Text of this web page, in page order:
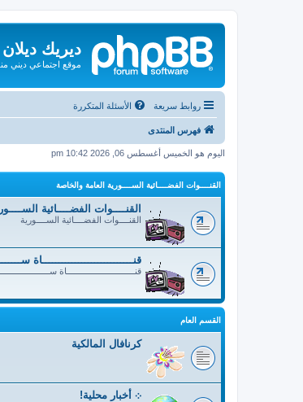
ديريك
موقع اجتماعي ديني
روابط سريعة الأسئلة المتكررة
فهرس المنتدى
اليوم هو الخميس أغسطس 06, 2026 10:42 pm
القنــــوات الفضــــائية الســــورية العامة والخاصة
القنــــوات الفضــــائية
القنــــوات الفضــــائية الســــورية
قنــــــــــــــــــــــــــــاة
قنــــــــــــــــــــــــــــاة
القسم العام
كرنافال المالكية
܀ أخبار محلية!